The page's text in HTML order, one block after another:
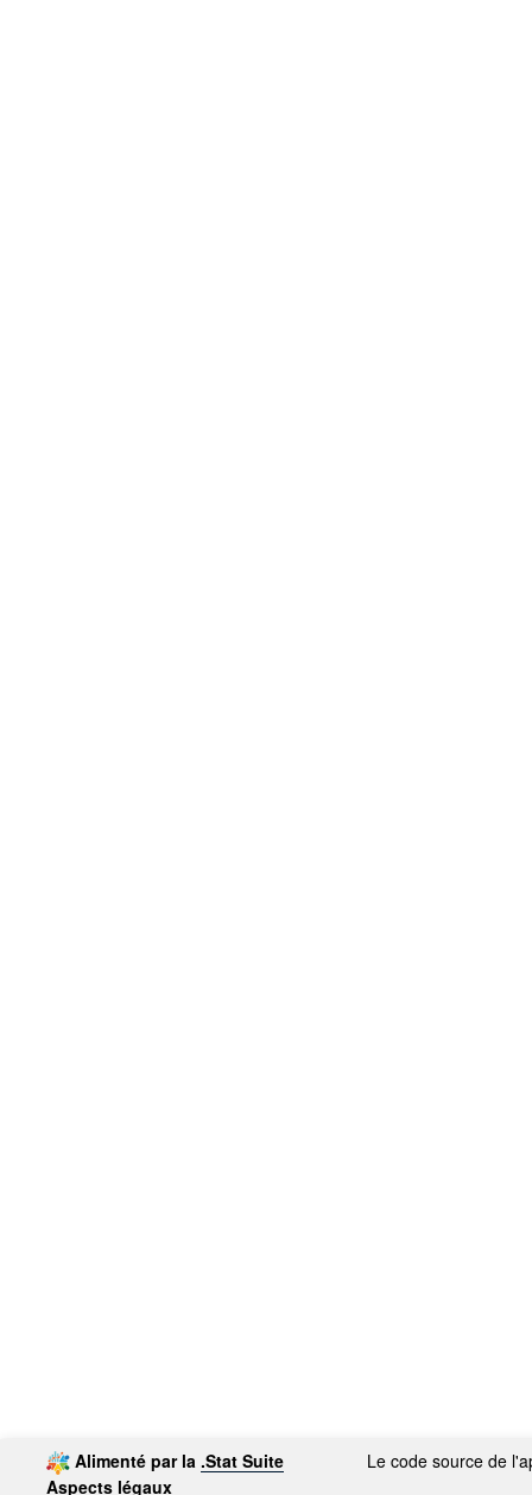
Alimenté par la .Stat Suite
Aspects légaux
Le code source de